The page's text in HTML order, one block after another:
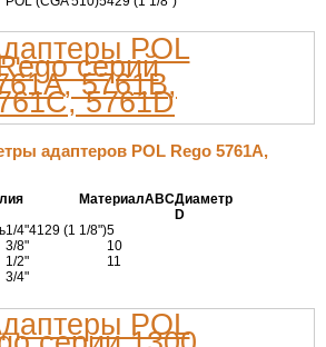
адаптеров POL Rego 5761A,
МатериалАВСДиаметр
D
1/4"4129 (1 1/8")5
3/8"
10
1/2"
11
3/4"